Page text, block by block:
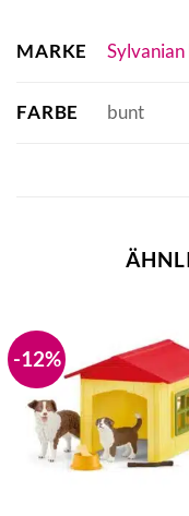
MARKE Sylvanian
FARBE bunt
-12%